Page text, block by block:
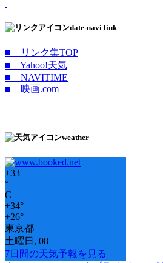
date-navi link
■ リンク集TOP
■ Yahoo!天気
■ NAVITIME
■ 映画.com
weather
+33
°
C
+34°
+26°
東京都
土曜日, 08
7日間の天気予報を見る